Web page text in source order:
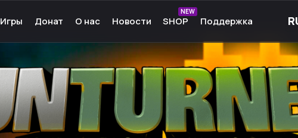
Игры
Серверные игры
Сетевые игры
Одиночные игры
Программы для игр
Игры на Android
Инструкции к играм
Донат О нас
О нас
Культура
Партнёры
Карьера
Ресурсы
Сообщество
Новости SHOP
NEW
Поддержка